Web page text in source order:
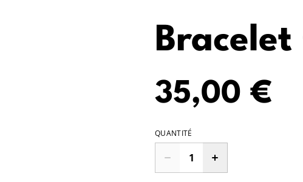
Bracelet
35,00 €
QUANTITÉ